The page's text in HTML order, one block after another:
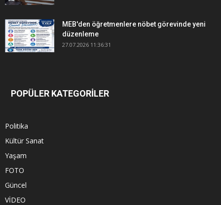
MEB'den öğretmenlere nöbet görevinde yeni
düzenleme
27.07.2026 11:36:31
POPÜLER KATEGORİLER
Politika
Kültür Sanat
Yaşam
FOTO
Güncel
VİDEO